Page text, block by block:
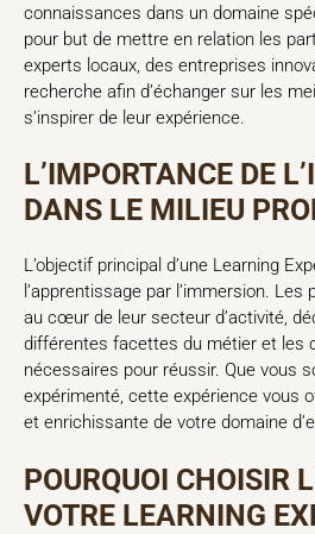
connaissances dans un domaine
pour but de mettre en relation les
experts locaux, des entreprises
recherche afin d’échanger sur les
s’inspirer de leur expérience.
L’IMPORTANCE DE
DANS LE MILIEU
L’objectif principal d’une Learning
l’apprentissage par l’immersion.
au cœur de leur secteur d’activité,
différentes facettes du métier et les
nécessaires pour réussir. Que vous
expérimenté, cette expérience vous
et enrichissante de votre domaine
POURQUOI CHOISIR
VOTRE LEARNING